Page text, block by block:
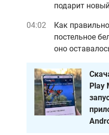
подарит
04:02
Как
постельное
оно
Play